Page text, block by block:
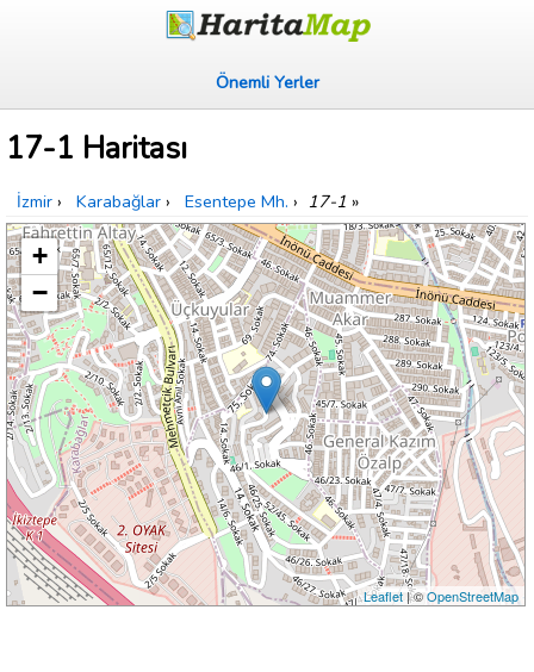
Önemli Yerler
17-1 Haritası
İzmir › Karabağlar › Esentepe Mh. › 17-1 »
+
−
Leaflet| ©OpenStreetMap